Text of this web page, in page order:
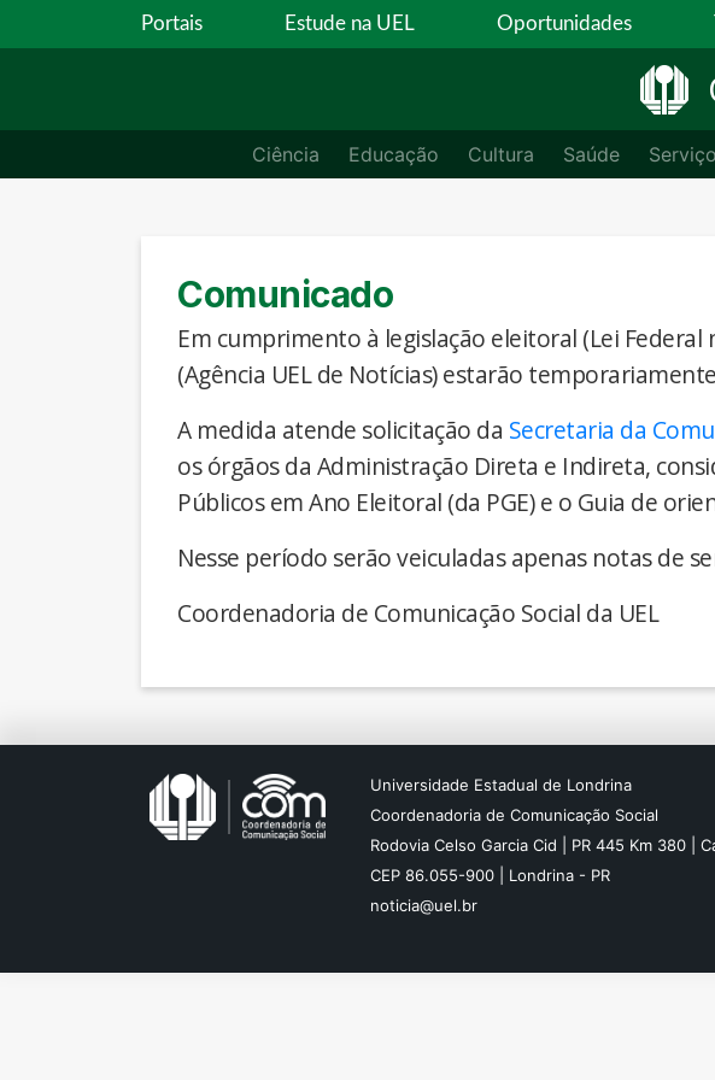
Portais Estude na UEL Oportunidades
Ciência Educação Cultura Saúde Serviço
Comunicado
Em cumprimento à legislação eleitoral (Lei
(Agência UEL de Notícias) estarão
A medida atende solicitação da Secretaria da
os órgãos da Administração Direta e Indireta,
Públicos em Ano Eleitoral (da PGE) e o Guia de
Nesse período serão veiculadas apenas notas de
Coordenadoria de Comunicação Social da UEL
Universidade Estadual de Londrina
Coordenadoria de Comunicação Social
Rodovia Celso Garcia Cid | PR 445 Km 380 |
CEP 86.055-900 | Londrina - PR
noticia@uel.br